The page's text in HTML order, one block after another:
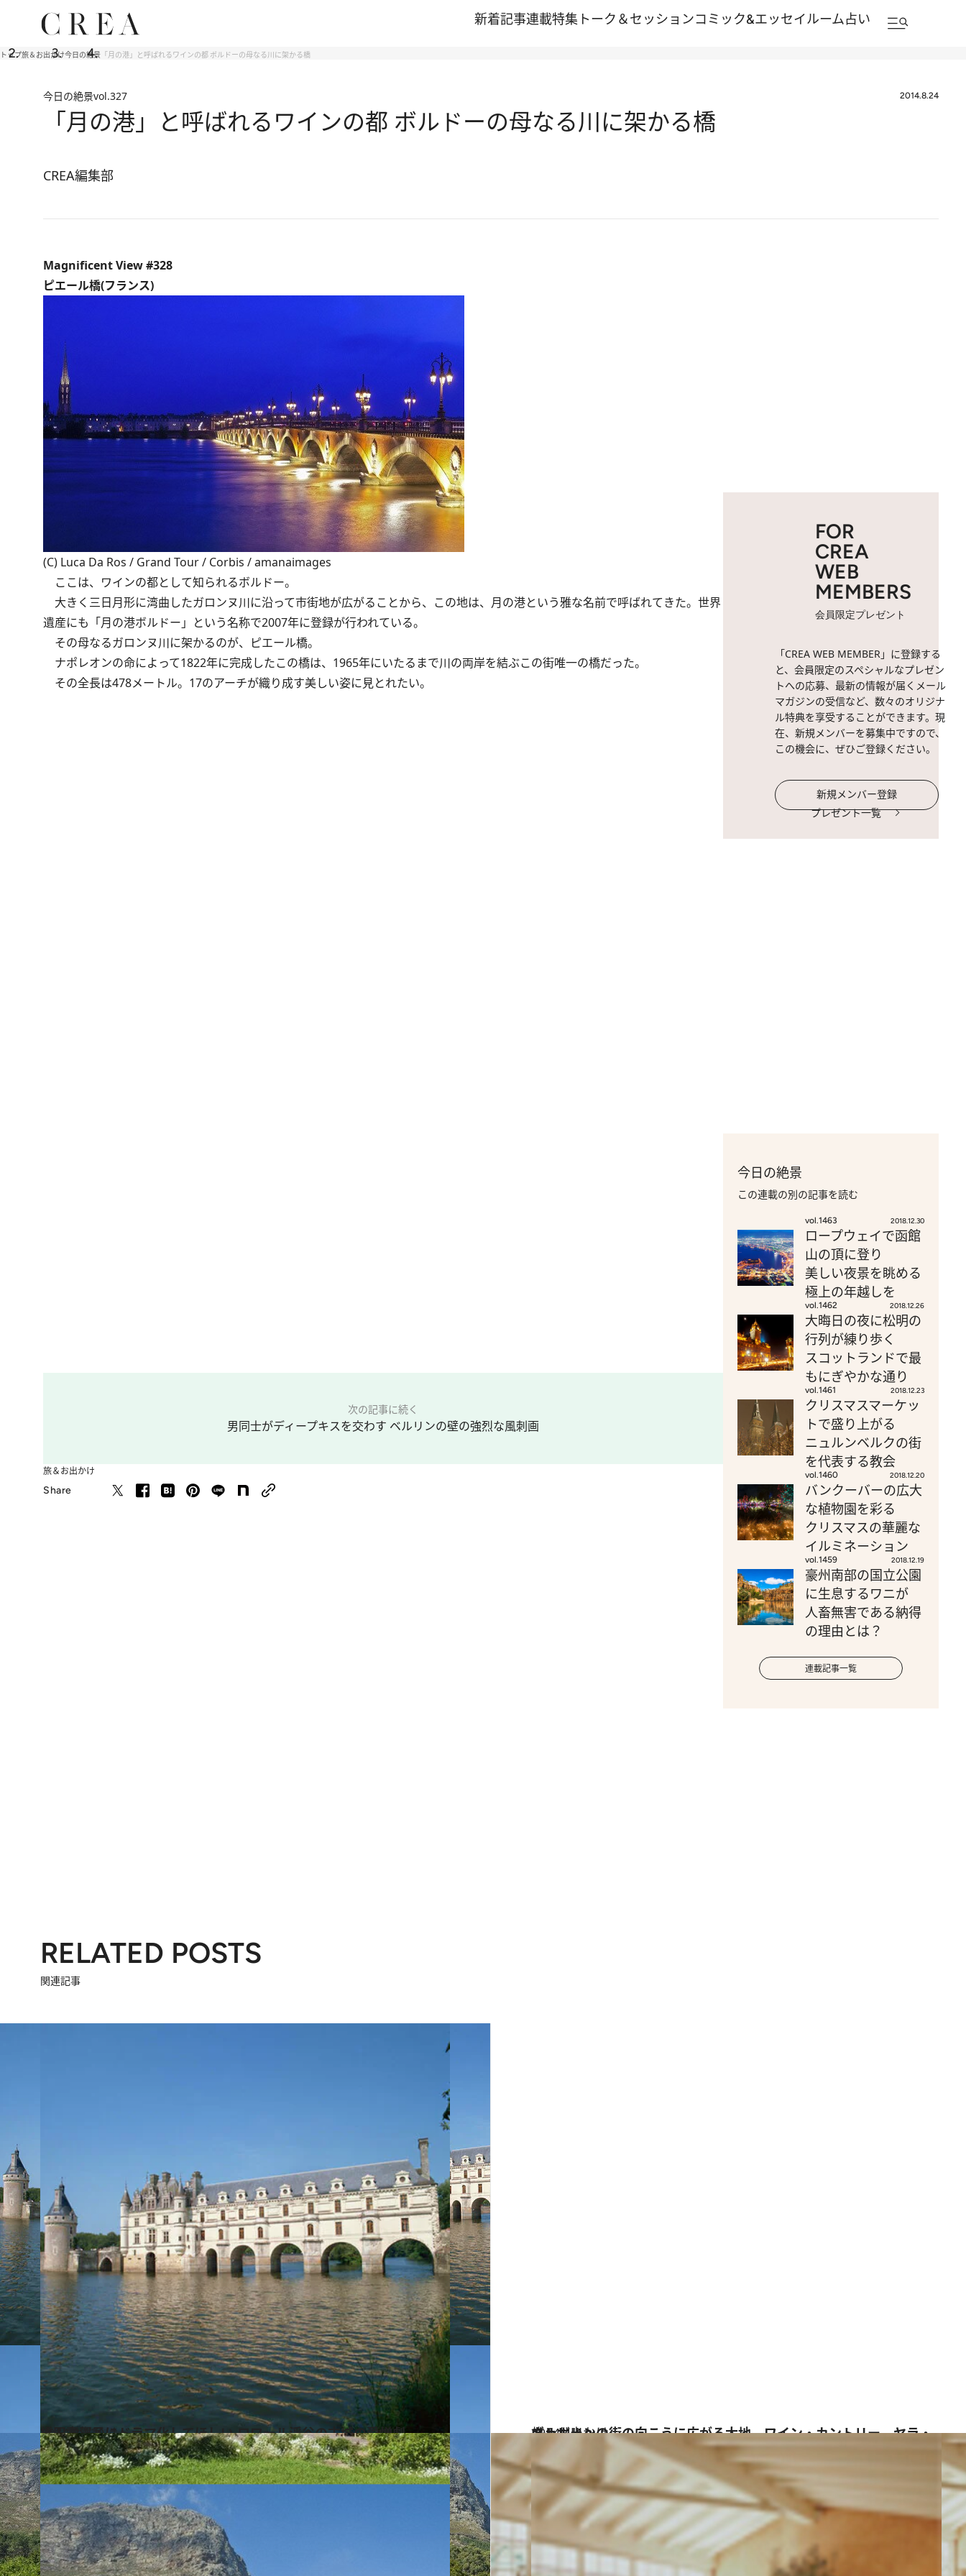
新着記事連載特集 トーク＆セッションコミック&エッセイルーム占い
トップ旅＆お出かけ今日の絶景 「月の港」と呼ばれるワインの都 ボルドーの母なる川に架かる橋
今日の絶景vol.327 2014.8.24
「月の港」と呼ばれるワインの都 ボルドーの母なる川に架かる橋
CREA編集部
Magnificent View #328
ピエール橋(フランス)
(C) Luca Da Ros / Grand Tour / Corbis / amanaimages
ここは、ワインの都として知られるボルドー。
大きく三日月形に湾曲したガロンヌ川に沿って市街地が広がることから、この地は、月の港という雅な名前で呼ばれてきた。世界
遺産にも「月の港ボルドー」という名称で2007年に登録が行われている。
その母なるガロンヌ川に架かるのが、ピエール橋。
ナポレオンの命によって1822年に完成したこの橋は、1965年にいたるまで川の両岸を結ぶこの街唯一の橋だった。
その全長は478メートル。17のアーチが織り成す美しい姿に見とれたい。
次の記事に続く
男同士がディープキスを交わす ベルリンの壁の強烈な風刺画
旅＆お出かけ
Share
FOR
CREA
WEB
MEMBERS
会員限定プレゼント
「CREA WEB MEMBER」に登録する
と、会員限定のスペシャルなプレゼン
トへの応募、最新の情報が届くメール
マガジンの受信など、数々のオリジナ
ル特典を享受することができます。現
在、新規メンバーを募集中ですので、
この機会に、ぜひご登録ください。
新規メンバー登録
プレゼント一覧
今日の絶景
この連載の別の記事を読む
vol.1463 2018.12.30
ロープウェイで函館
山の頂に登り
美しい夜景を眺める
極上の年越しを
vol.1462 2018.12.26
大晦日の夜に松明の
行列が練り歩く
スコットランドで最
もにぎやかな通り
vol.1461 2018.12.23
クリスマスマーケッ
トで盛り上がる
ニュルンベルクの街
を代表する教会
vol.1460 2018.12.20
バンクーバーの広大
な植物園を彩る
クリスマスの華麗な
イルミネーション
vol.1459 2018.12.19
豪州南部の国立公園
に生息するワニが
人畜無害である納得
の理由とは？
連載記事一覧
RELATED POSTS
関連記事
2014.8.12
橋田壽賀子にドラマ化してほしい ロワール渓谷の古城の愛憎劇
旅＆お出かけ 2014.4.4
メルボルンの街の向こうに広がる大地 ワイン・カントリー ヤラ・ヴァレーへ
旅＆お出かけ